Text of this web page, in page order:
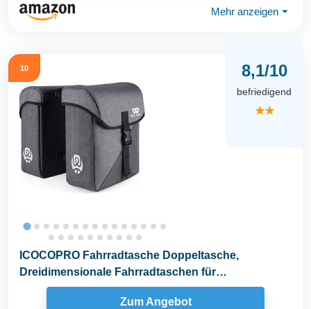
Mehr anzeigen ⏷
10 8,1/10
befriedigend
★★
ICOCOPRO Fahrradtasche Doppeltasche,
Dreidimensionale Fahrradtaschen für
Gepäckträger, 35L Große...
Zum Angebot